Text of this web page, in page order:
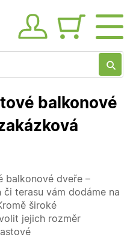
Obsah
balkonové
balkonové dveře –
či terasu vám dodáme na
široké
jejich rozměr